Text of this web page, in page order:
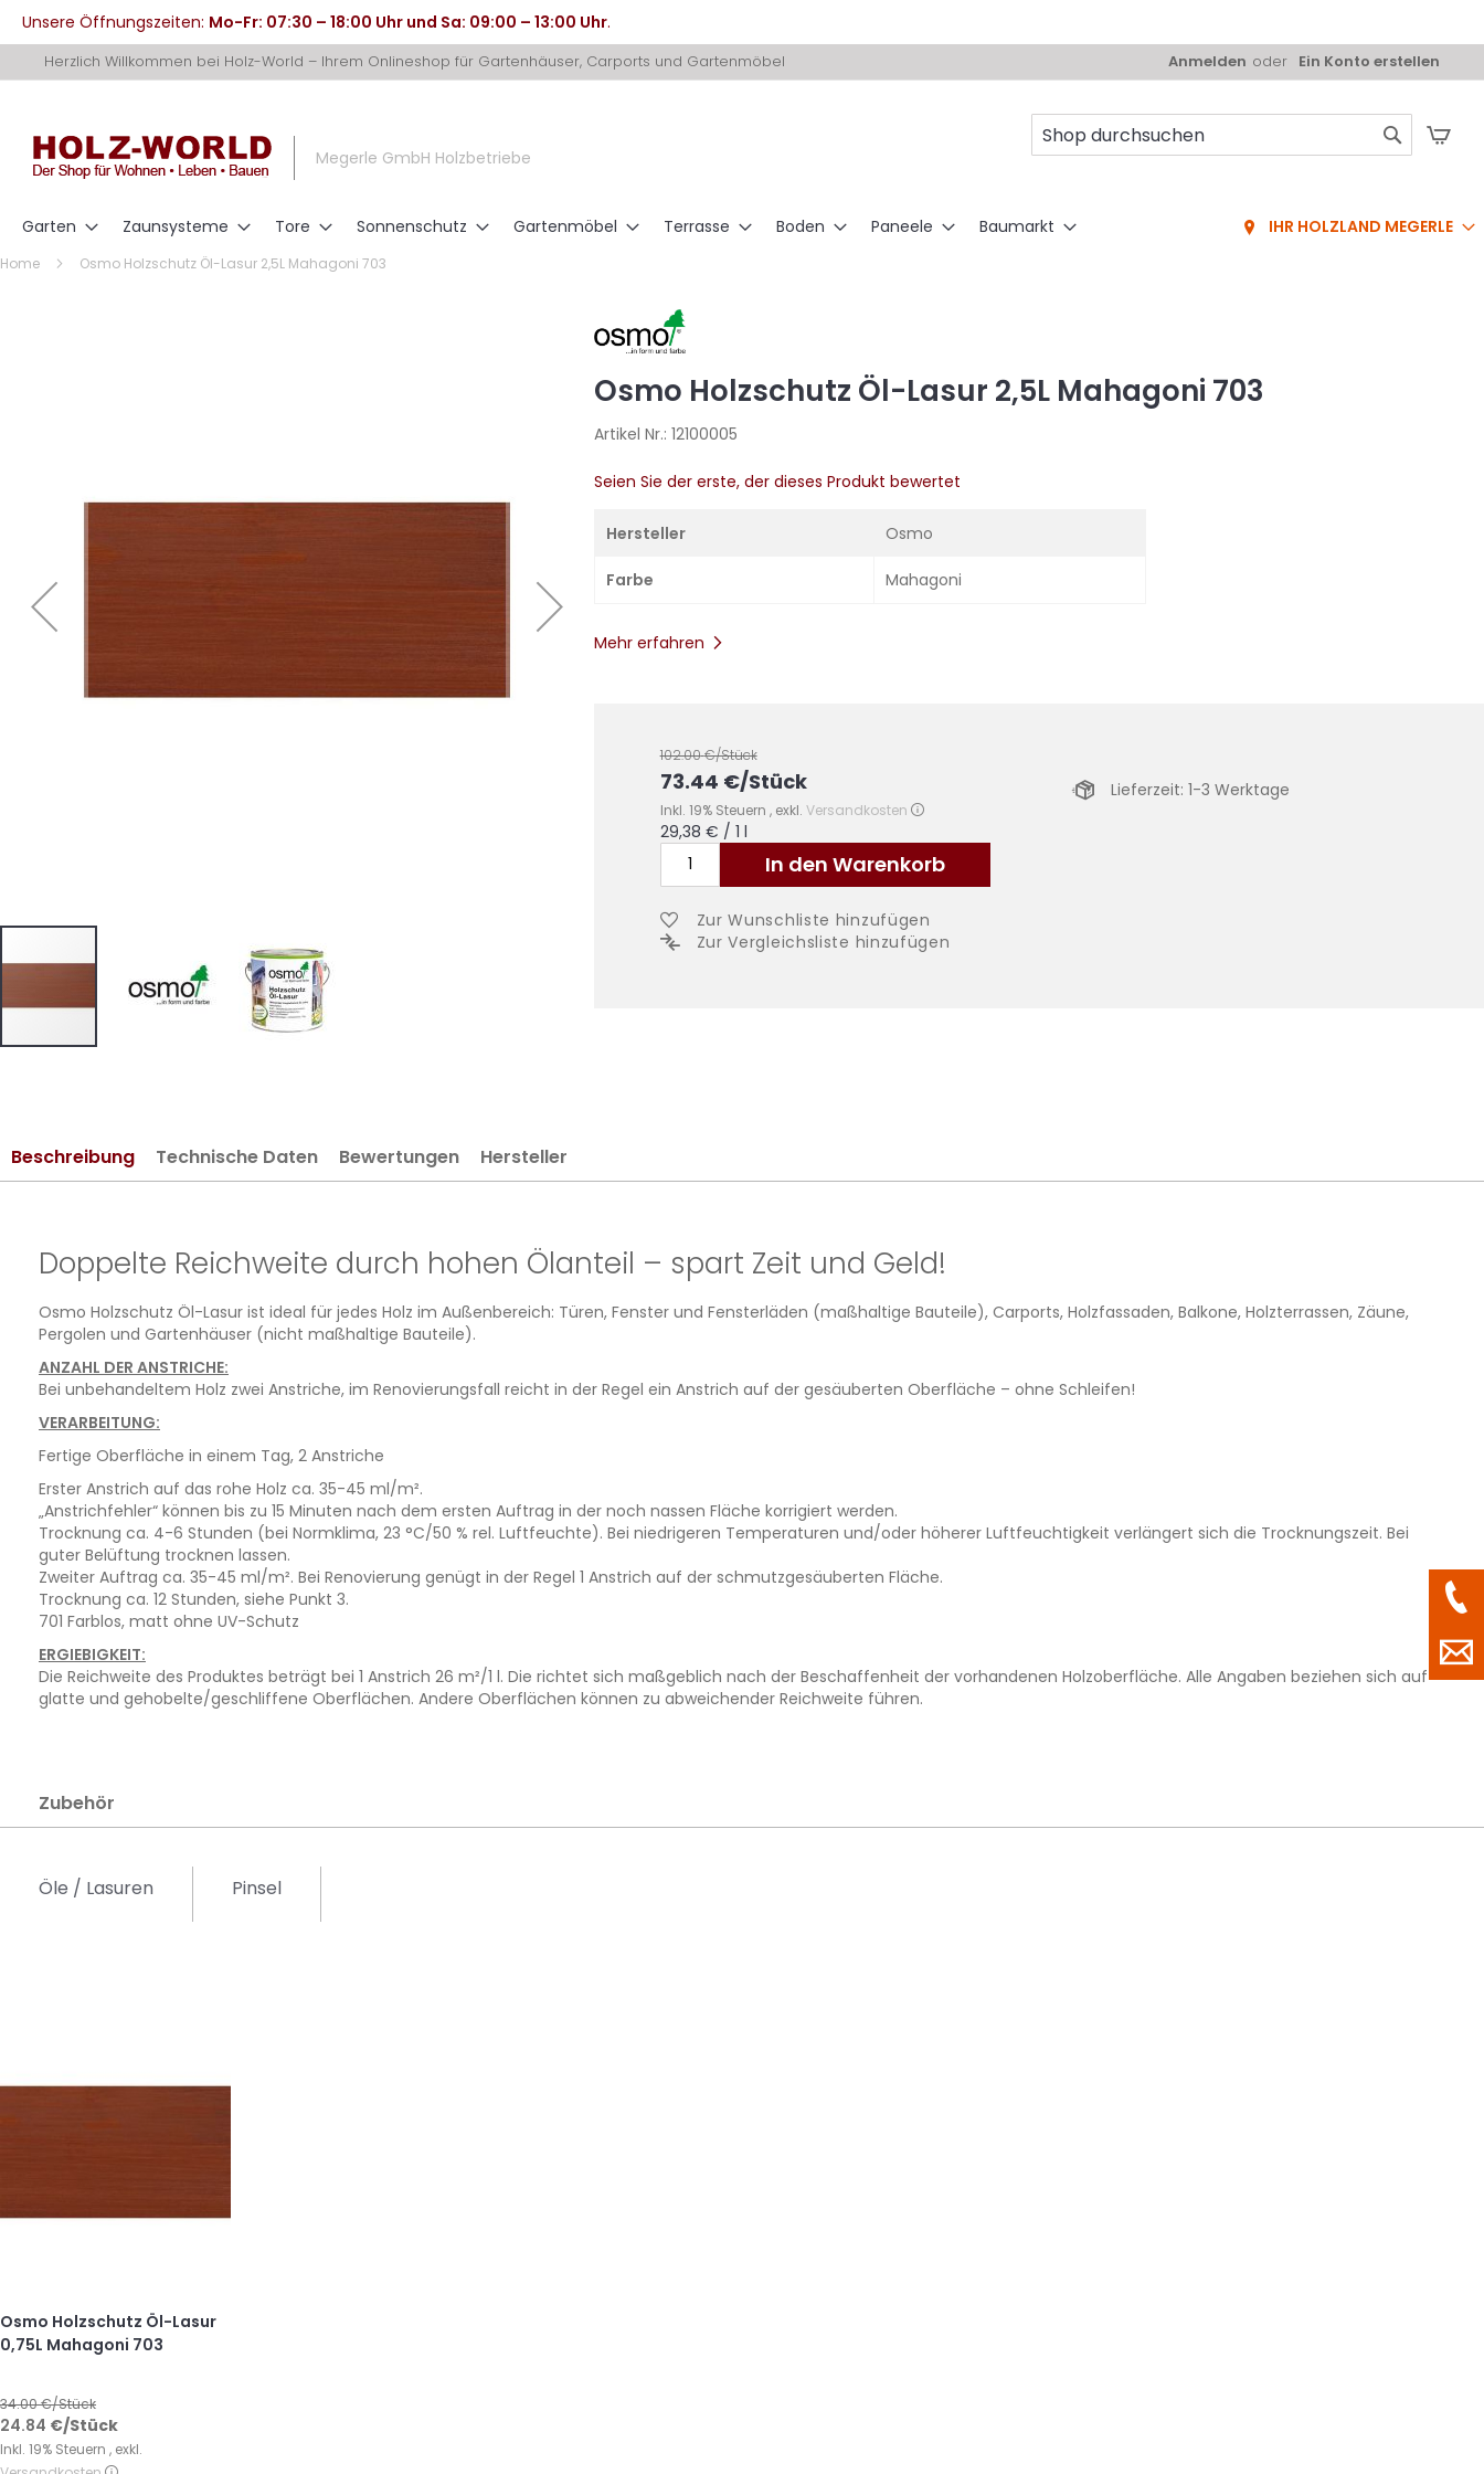
Unsere Öffnungszeiten: Mo-Fr: 07:30 – 18:00 Uhr und Sa: 09:00 – 13:00 Uhr.
zum
Herzlich Willkommen bei Holz-World – Ihrem Onlineshop für Gartenhäuser, Carports und Gartenmöbel Anmelden Ein Konto erstellen
Megerle GmbH Holzbetriebe
Garten Zaunsysteme Tore Sonnenschutz Gartenmöbel Terrasse Boden Paneele Baumarkt IHR HOLZLAND MEGERLE
Home Osmo Holzschutz Öl-Lasur 2,5L Mahagoni 703
Bildergalerie
springen
Osmo Holzschutz Öl-Lasur 2,5L Mahagoni 703
Artikel Nr.: 12100005
Seien Sie der erste, der dieses Produkt bewertet
Hersteller Osmo
Farbe Mahagoni
Mehr erfahren
102.00€/Stück
73.44 €/Stück
Inkl. 19% Steuern , exkl. Versandkosten
29,38 € / 1 l
In den Warenkorb
Lieferzeit: 1-3 Werktage
Zur Wunschliste hinzufügen
Zur Vergleichsliste hinzufügen
Beschreibung
Doppelte Reichweite durch hohen Ölanteil – spart Zeit und Geld!
Osmo Holzschutz Öl-Lasur ist ideal für jedes Holz im Außenbereich: Türen, Fenster und Fensterläden (maßhaltige Bauteile), Carports, Holzfassaden, Balkone, Holzterrassen, Zäune,
Pergolen und Gartenhäuser (nicht maßhaltige Bauteile).
ANZAHL DER ANSTRICHE:
Bei unbehandeltem Holz zwei Anstriche, im Renovierungsfall reicht in der Regel ein Anstrich auf der gesäuberten Oberfläche – ohne Schleifen!
VERARBEITUNG:
Fertige Oberfläche in einem Tag, 2 Anstriche
Erster Anstrich auf das rohe Holz ca. 35-45 ml/m².
„Anstrichfehler“ können bis zu 15 Minuten nach dem ersten Auftrag in der noch nassen Fläche korrigiert werden.
Trocknung ca. 4-6 Stunden (bei Normklima, 23 °C/50 % rel. Luftfeuchte). Bei niedrigeren Temperaturen und/oder höherer Luftfeuchtigkeit verlängert sich die Trocknungszeit. Bei
guter Belüftung trocknen lassen.
Zweiter Auftrag ca. 35-45 ml/m². Bei Renovierung genügt in der Regel 1 Anstrich auf der schmutzgesäuberten Fläche.
Trocknung ca. 12 Stunden, siehe Punkt 3.
701 Farblos, matt ohne UV-Schutz
ERGIEBIGKEIT:
Die Reichweite des Produktes beträgt bei 1 Anstrich 26 m²/1 l. Die richtet sich maßgeblich nach der Beschaffenheit der vorhandenen Holzoberfläche. Alle Angaben beziehen sich auf
glatte und gehobelte/geschliffene Oberflächen. Andere Oberflächen können zu abweichender Reichweite führen.
Technische Daten Bewertungen Hersteller
Zubehör
Öle / Lasuren
Osmo Holzschutz Öl-Lasur
0,75L Mahagoni 703
34.00€/Stück
24.84 €/Stück
Inkl. 19% Steuern , exkl.
Pinsel